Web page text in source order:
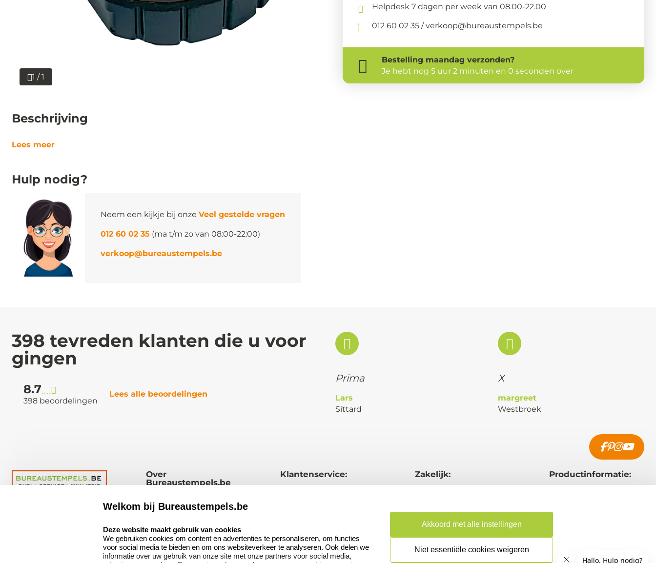
1 / 1
Beschrijving
Lees meer
Hulp nodig?
Neem een kijkje bij onze Veel gestelde vragen
012 60 02 35 (ma t/m zo van 08:00-22:00)
verkoop@bureaustempels.be
Helpdesk 7 dagen per week van 08.00-22.00
012 60 02 35 / verkoop@bureaustempels.be
Bestelling maandag verzonden?
Je hebt nog 5 uur 1 minuten en 59 seconden over
398 tevreden klanten die u voor
gingen
8.7
398 beoordelingen
Lees alle beoordelingen
Prima
Lars
Sittard
X
margreet
Westbroek
Bureaustempels.be
Over
Bureaustempels.be
Over ons
Vacatures
Klantenservice:
Herroepingsrecht
Zakelijk:
Wederverkoper
worden
Betaling & Verzending
Productinformatie:
Instructie voor
Safety Sheets
Sitemap
Welkom bij Bureaustempels.be
Deze website maakt gebruik van cookies
We gebruiken cookies om content en advertenties te personaliseren, om functies
voor social media te bieden en om ons websiteverkeer te analyseren. Ook delen we
informatie over uw gebruik van onze site met onze partners voor social media,
Akkoord met alle instellingen
Niet essentiële cookies weigeren